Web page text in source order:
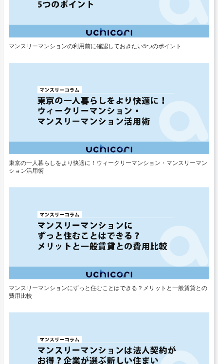
マンスリーマンションの利用前に確認しておきたい5つのポイント
東京の一人暮らしをより快適に！ウィークリーマンション・マンスリーマン
ション活用術
マンスリーマンションにずっと住むことはできる？メリットと一般賃貸との
費用比較